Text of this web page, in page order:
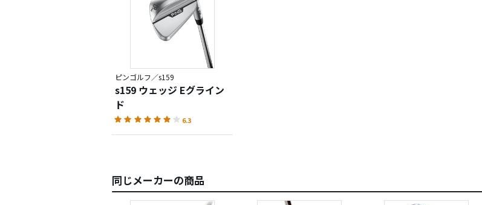
ピンゴルフ／s159
s159 ウェッジ Eグライン
ド
6.3
同じメーカーの商品